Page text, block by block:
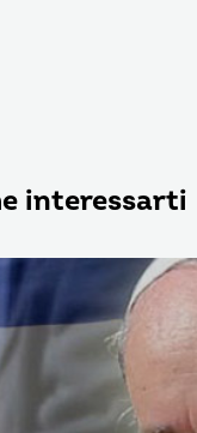
interessarti